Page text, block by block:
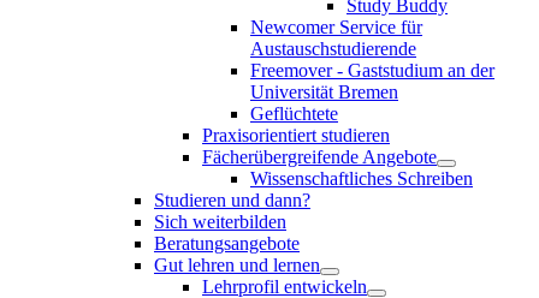
Study Buddy
Newcomer Service für
Austauschstudierende
Freemover - Gaststudium an der
Universität Bremen
Geflüchtete
Praxisorientiert studieren
Fächerübergreifende Angebote
Wissenschaftliches Schreiben
Studieren und dann?
Sich weiterbilden
Beratungsangebote
Gut lehren und lernen
Lehrprofil entwickeln